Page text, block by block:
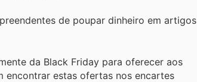
de poupar dinheiro em artigos
da Black Friday para oferecer aos
encontrar estas ofertas nos encartes